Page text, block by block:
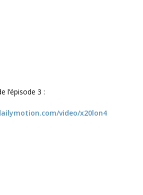
l’épisode 3 :
video/x20lon4